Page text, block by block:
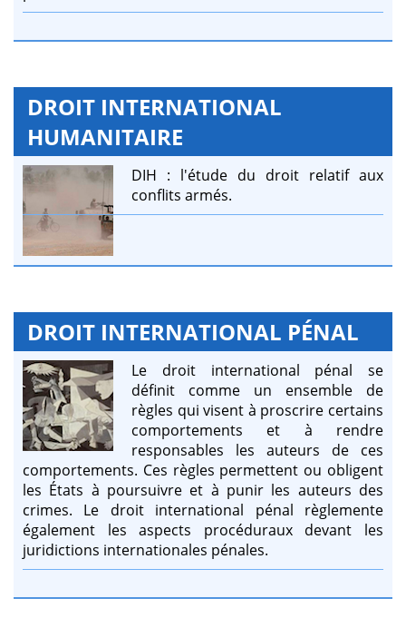
DROIT INTERNATIONAL
HUMANITAIRE
DIH : l'étude du droit relatif aux
conflits armés.
DROIT INTERNATIONAL PÉNAL
Le droit international pénal se
définit comme un ensemble de
règles qui visent à proscrire certains
comportements et à rendre
responsables les auteurs de ces
comportements. Ces règles permettent ou obligent
les États à poursuivre et à punir les auteurs des
crimes. Le droit international pénal règlemente
également les aspects procéduraux devant les
juridictions internationales pénales.